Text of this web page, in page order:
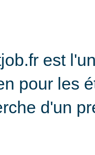
est
pour les
d'un